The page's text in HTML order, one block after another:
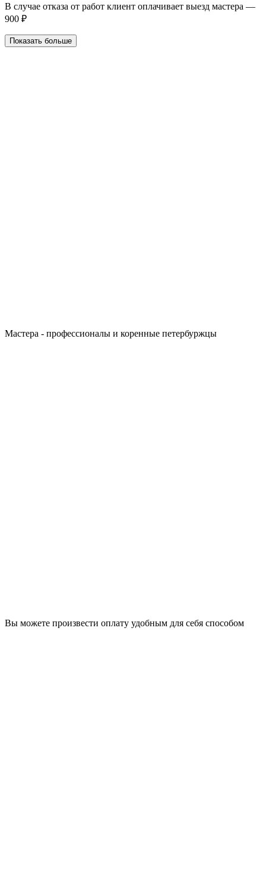
В случае отказа от работ клиент оплачивает выезд мастера —
900 ₽
Показать больше
Мастера - профессионалы и коренные петербуржцы
Вы можете произвести оплату удобным для себя способом